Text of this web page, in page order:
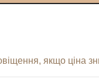
якщо ціна